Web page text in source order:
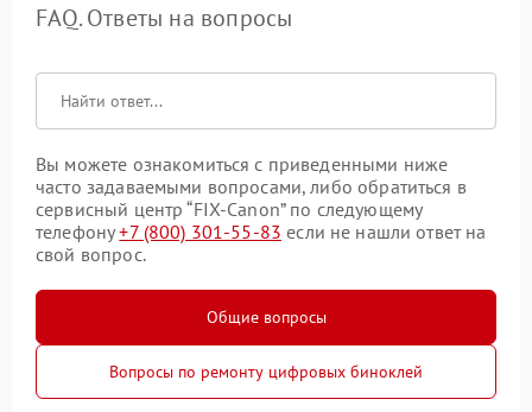
FAQ. Ответы на вопросы
Вы можете ознакомиться с приведенными ниже
часто задаваемыми вопросами, либо обратиться в
сервисный центр “FIX-Canon” по следующему
телефону+7 (800) 301-55-83 если не нашли ответ на
свой вопрос.
Общие вопросы
Вопросы по ремонту цифровых биноклей